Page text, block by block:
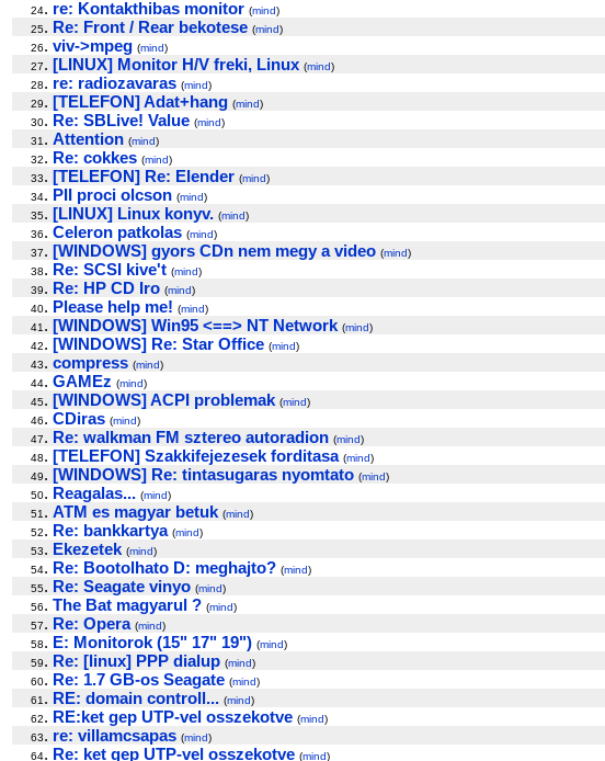
24. re: Kontakthibas monitor (mind)
25. Re: Front / Rear bekotese (mind)
26. viv->mpeg (mind)
27. [LINUX] Monitor H/V freki, Linux (mind)
28. re: radiozavaras (mind)
29. [TELEFON] Adat+hang (mind)
30. Re: SBLive! Value (mind)
31 . Attention (mind)
32. Re: cokkes (mind)
33. [TELEFON] Re: Elender (mind)
34. PII proci olcson (mind)
35. [LINUX] Linux konyv. (mind)
36. Celeron patkolas (mind)
37. [WINDOWS] gyors CDn nem megy a video (mind)
38. Re: SCSI kive't (mind)
39. Re: HP CD Iro (mind)
40. Please help me! (mind)
41 . [WINDOWS] Win95 <==> NT Network (mind)
42. [WINDOWS] Re: Star Office (mind)
43. compress (mind)
44. GAMEz (mind)
45. [WINDOWS] ACPI problemak (mind)
46. CDiras (mind)
47. Re: walkman FM sztereo autoradion (mind)
48. [TELEFON] Szakkifejezesek forditasa (mind)
49. [WINDOWS] Re: tintasugaras nyomtato (mind)
50. Reagalas... (mind)
51 . ATM es magyar betuk (mind)
52. Re: bankkartya (mind)
53. Ekezetek (mind)
54. Re: Bootolhato D: meghajto? (mind)
55. Re: Seagate vinyo (mind)
56. The Bat magyarul ? (mind)
57. Re: Opera (mind)
58. E: Monitorok (15" 17" 19") (mind)
59. Re: [linux] PPP dialup (mind)
60. Re: 1.7 GB-os Seagate (mind)
61 . RE: domain controll... (mind)
62. RE:ket gep UTP-vel osszekotve (mind)
63. re: villamcsapas (mind)
64. Re: ket gep UTP-vel osszekotve (mind)